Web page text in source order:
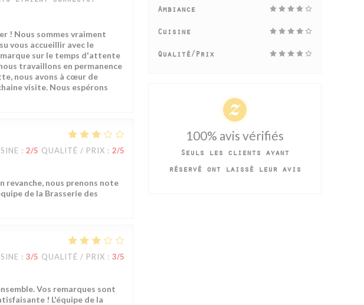
! Nous sommes vraiment
vous accueillir avec le
sur le temps d'attente
travaillons en permanence
nous avons à cœur de
visite. Nous espérons
: 2/5 QUALITÉ / PRIX : 2/5
revanche, nous prenons note
de la Brasserie des
: 3/5 QUALITÉ / PRIX : 3/5
Vos remarques sont
! L'équipe de la
Ambiance
Cuisine
Qualité/Prix
100% avis vérifiés
Seuls les clients ayant
réservé ont laissé leur avis